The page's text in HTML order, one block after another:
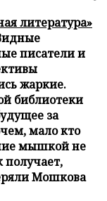
литература»
писатели и
жаркие.
библиотеки
за
мало кто
мышкой не
получает,
Мошкова